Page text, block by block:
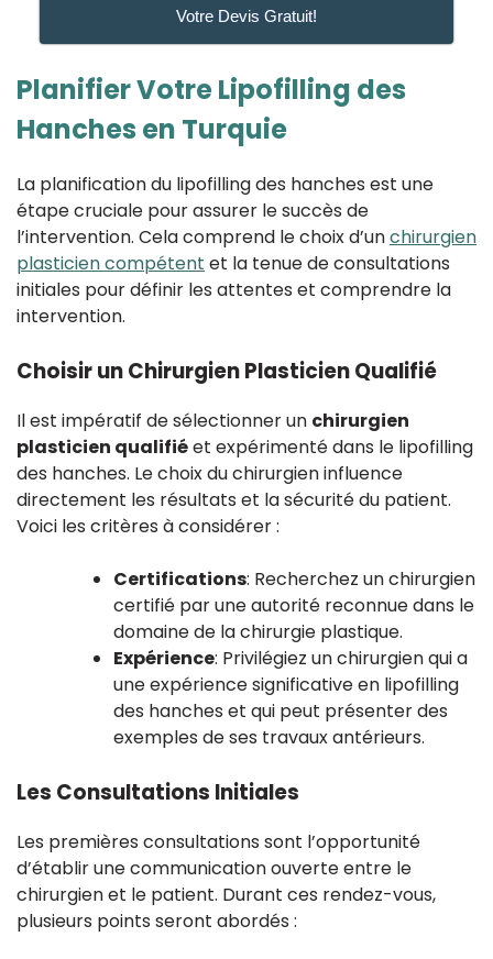
Votre Devis Gratuit!
Planifier Votre Lipofilling des
Hanches en Turquie
La planification du lipofilling des hanches est une
étape cruciale pour assurer le succès de
l’intervention. Cela comprend le choix d’unchirurgien
plasticien compétent et la tenue de consultations
initiales pour définir les attentes et comprendre la
intervention.
Choisir un Chirurgien Plasticien Qualifié
Il est impératif de sélectionner un chirurgien
plasticien qualifiéet expérimenté dans le lipofilling
des hanches. Le choix du chirurgien influence
directement les résultats et la sécurité du patient.
Voici les critères à considérer :
Certifications: Recherchez un chirurgien
certifié par une autorité reconnue dans le
domaine de la chirurgie plastique.
Expérience: Privilégiez un chirurgien qui a
une expérience significative en lipofilling
des hanches et qui peut présenter des
exemples de ses travaux antérieurs.
Les Consultations Initiales
Les premières consultations sont l’opportunité
d’établir une communication ouverte entre le
chirurgien et le patient. Durant ces rendez-vous,
plusieurs points seront abordés :